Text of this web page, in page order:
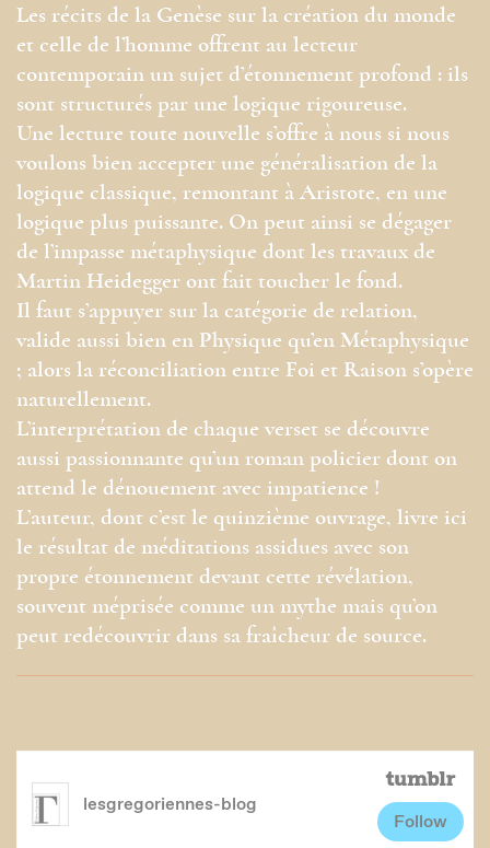
Les récits de la Genèse sur la création du monde
et celle de l’homme offrent au lecteur
contemporain un sujet d’étonnement profond : ils
sont structurés par une logique rigoureuse.
Une lecture toute nouvelle s’offre à nous si nous
voulons bien accepter une généralisation de la
logique classique, remontant à Aristote, en une
logique plus puissante. On peut ainsi se dégager
de l’impasse métaphysique dont les travaux de
Martin Heidegger ont fait toucher le fond.
Il faut s’appuyer sur la catégorie de relation,
valide aussi bien en Physique qu’en Métaphysique
; alors la réconciliation entre Foi et Raison s’opère
naturellement.
L’interprétation de chaque verset se découvre
aussi passionnante qu’un roman policier dont on
attend le dénouement avec impatience !
L’auteur, dont c’est le quinzième ouvrage, livre ici
le résultat de méditations assidues avec son
propre étonnement devant cette révélation,
souvent méprisée comme un mythe mais qu’on
peut redécouvrir dans sa fraîcheur de source.